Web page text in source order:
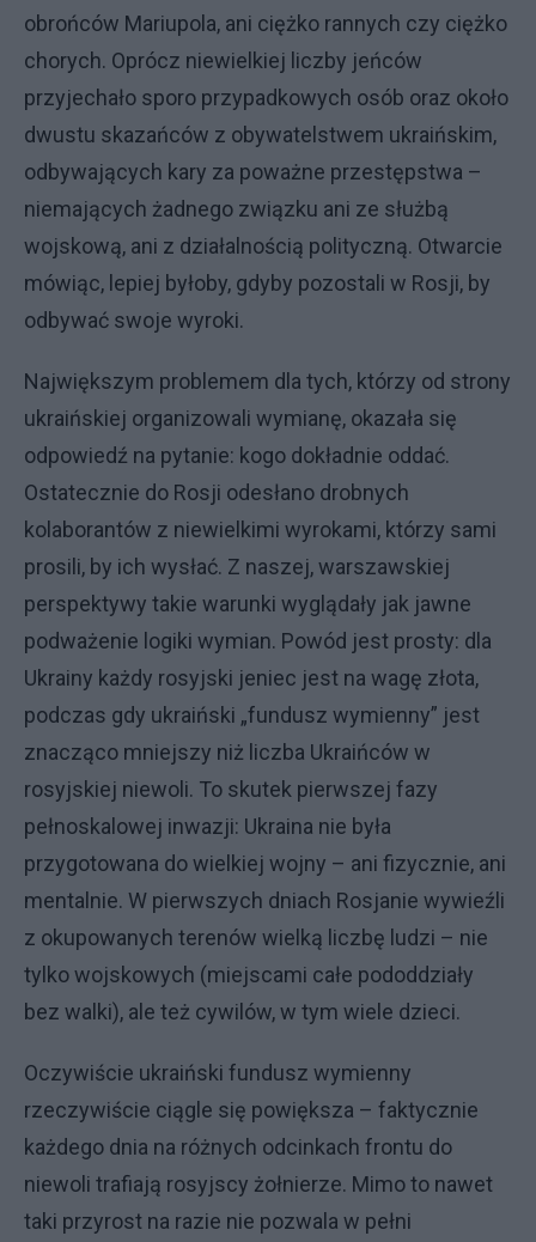
obrońców Mariupola, ani ciężko rannych czy ciężko
chorych. Oprócz niewielkiej liczby jeńców
przyjechało sporo przypadkowych osób oraz około
dwustu skazańców z obywatelstwem ukraińskim,
odbywających kary za poważne przestępstwa –
niemających żadnego związku ani ze służbą
wojskową, ani z działalnością polityczną. Otwarcie
mówiąc, lepiej byłoby, gdyby pozostali w Rosji, by
odbywać swoje wyroki.
Największym problemem dla tych, którzy od strony
ukraińskiej organizowali wymianę, okazała się
odpowiedź na pytanie: kogo dokładnie oddać.
Ostatecznie do Rosji odesłano drobnych
kolaborantów z niewielkimi wyrokami, którzy sami
prosili, by ich wysłać. Z naszej, warszawskiej
perspektywy takie warunki wyglądały jak jawne
podważenie logiki wymian. Powód jest prosty: dla
Ukrainy każdy rosyjski jeniec jest na wagę złota,
podczas gdy ukraiński „fundusz wymienny” jest
znacząco mniejszy niż liczba Ukraińców w
rosyjskiej niewoli. To skutek pierwszej fazy
pełnoskalowej inwazji: Ukraina nie była
przygotowana do wielkiej wojny – ani fizycznie, ani
mentalnie. W pierwszych dniach Rosjanie wywieźli
z okupowanych terenów wielką liczbę ludzi – nie
tylko wojskowych (miejscami całe pododdziały
bez walki), ale też cywilów, w tym wiele dzieci.
Oczywiście ukraiński fundusz wymienny
rzeczywiście ciągle się powiększa – faktycznie
każdego dnia na różnych odcinkach frontu do
niewoli trafiają rosyjscy żołnierze. Mimo to nawet
taki przyrost na razie nie pozwala w pełni